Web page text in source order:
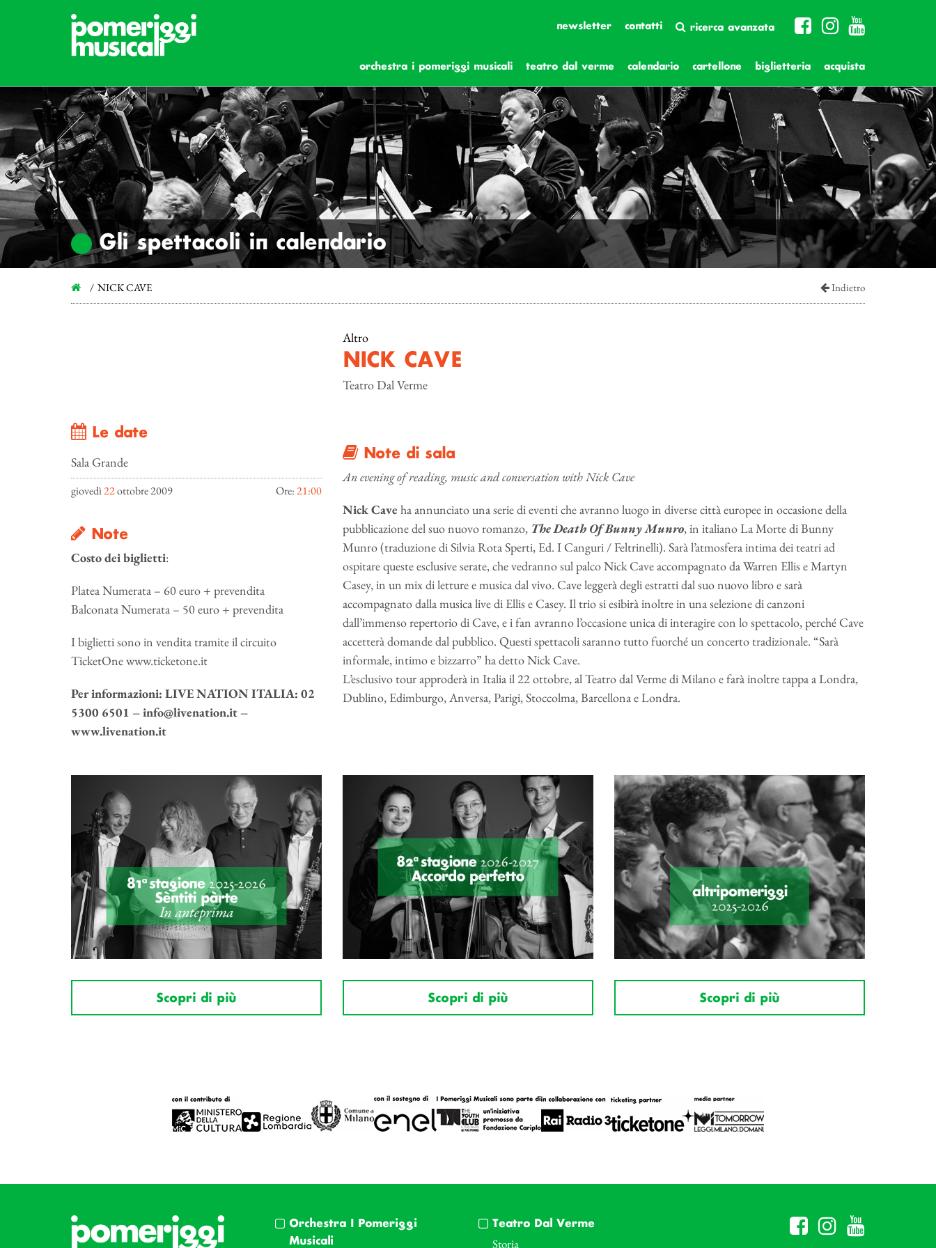
newsletter contatti ricerca avanzata
orchestra i pomeriggi musicali teatro dal verme calendario cartellone biglietteria acquista
Gli spettacoli in calendario
NICK CAVE Indietro
Le date
Sala Grande
giovedì22ottobre 2009 Ore:21:00
Note
Costo dei biglietti:
Platea Numerata – 60 euro + prevendita
Balconata Numerata – 50 euro + prevendita
I biglietti sono in vendita tramite il circuito
TicketOne www.ticketone.it
Per informazioni: LIVE NATION ITALIA: 02
5300 6501 – info@livenation.it –
www.livenation.it
Altro
NICK CAVE
Teatro Dal Verme
Note di sala
An evening of reading, music and conversation with Nick Cave
Nick Cave ha annunciato una serie di eventi che avranno luogo in diverse città europee in occasione della
pubblicazione del suo nuovo romanzo, The Death Of Bunny Munro, in italiano La Morte di Bunny
Munro (traduzione di Silvia Rota Sperti, Ed. I Canguri / Feltrinelli). Sarà l’atmosfera intima dei teatri ad
ospitare queste esclusive serate, che vedranno sul palco Nick Cave accompagnato da Warren Ellis e Martyn
Casey, in un mix di letture e musica dal vivo. Cave leggerà degli estratti dal suo nuovo libro e sarà
accompagnato dalla musica live di Ellis e Casey. Il trio si esibirà inoltre in una selezione di canzoni
dall’immenso repertorio di Cave, e i fan avranno l’occasione unica di interagire con lo spettacolo, perché Cave
accetterà domande dal pubblico. Questi spettacoli saranno tutto fuorché un concerto tradizionale. “Sarà
informale, intimo e bizzarro” ha detto Nick Cave.
L’esclusivo tour approderà in Italia il 22 ottobre, al Teatro dal Verme di Milano e farà inoltre tappa a Londra,
Dublino, Edimburgo, Anversa, Parigi, Stoccolma, Barcellona e Londra.
Scopri di più Scopri di più Scopri di più
Orchestra I Pomeriggi
Musicali
Teatro Dal Verme
Storia